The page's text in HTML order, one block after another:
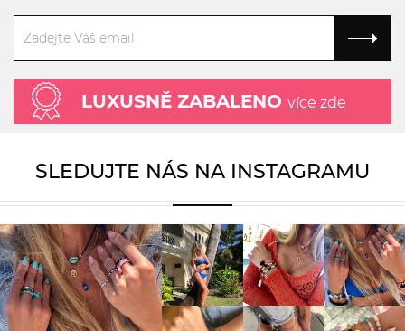
LUXUSNĚ ZABALENO více zde
SLEDUJTE NÁS NA INSTAGRAMU